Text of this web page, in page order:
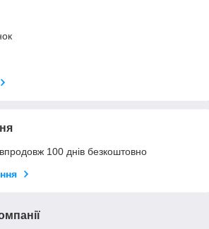
100 днів безкоштовно